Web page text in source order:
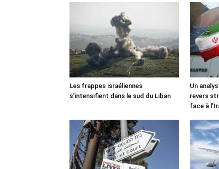
Les frappes israéliennes
s’intensifient dans le sud du Liban
Un
revers
face à